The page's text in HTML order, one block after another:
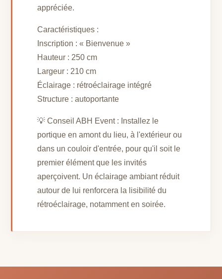
appréciée.
Caractéristiques :
Inscription : « Bienvenue »
Hauteur : 250 cm
Largeur : 210 cm
Éclairage : rétroéclairage intégré
Structure : autoportante
💡 Conseil ABH Event : Installez le
portique en amont du lieu, à l'extérieur ou
dans un couloir d'entrée, pour qu'il soit le
premier élément que les invités
aperçoivent. Un éclairage ambiant réduit
autour de lui renforcera la lisibilité du
rétroéclairage, notamment en soirée.